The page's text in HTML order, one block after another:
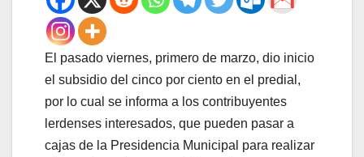
El pasado viernes, primero de marzo, dio inicio
el subsidio del cinco por ciento en el predial,
por lo cual se informa a los contribuyentes
lerdenses interesados, que pueden pasar a
cajas de la Presidencia Municipal para realizar